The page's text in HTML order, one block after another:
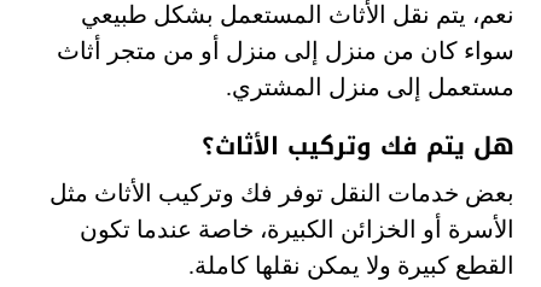
نعم، يتم نقل الأثاث المستعمل بشكل طبيعي
سواء كان من منزل إلى منزل أو من متجر أثاث
مستعمل إلى منزل المشتري.
هل يتم فك وتركيب الأثاث؟
بعض خدمات النقل توفر فك وتركيب الأثاث مثل
الأسرة أو الخزائن الكبيرة، خاصة عندما تكون
القطع كبيرة ولا يمكن نقلها كاملة.